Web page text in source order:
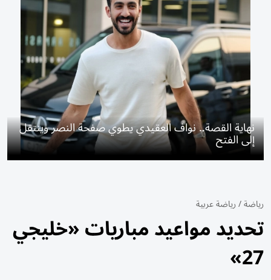
نهاية القصة.. نواف العقيدي يطوي صفحة النصر وينتقل
إلى الفتح
رياضة/رياضة عربية
تحديد مواعيد مباريات «خليجي
27»